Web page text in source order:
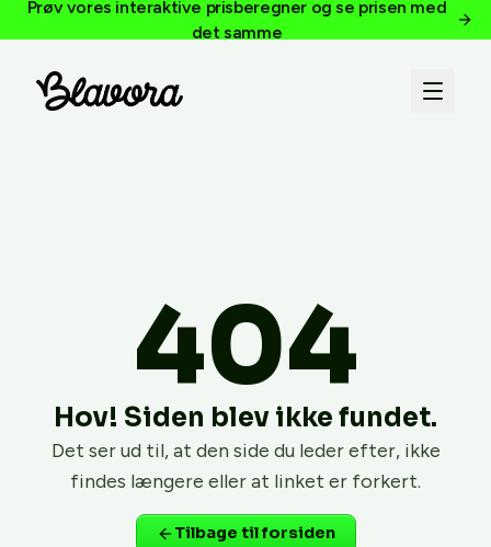
Prøv vores interaktive prisberegner og se prisen med
det samme
404
Hov! Siden blev ikke fundet.
Det ser ud til, at den side du leder efter, ikke
findes længere eller at linket er forkert.
Tilbage til forsiden